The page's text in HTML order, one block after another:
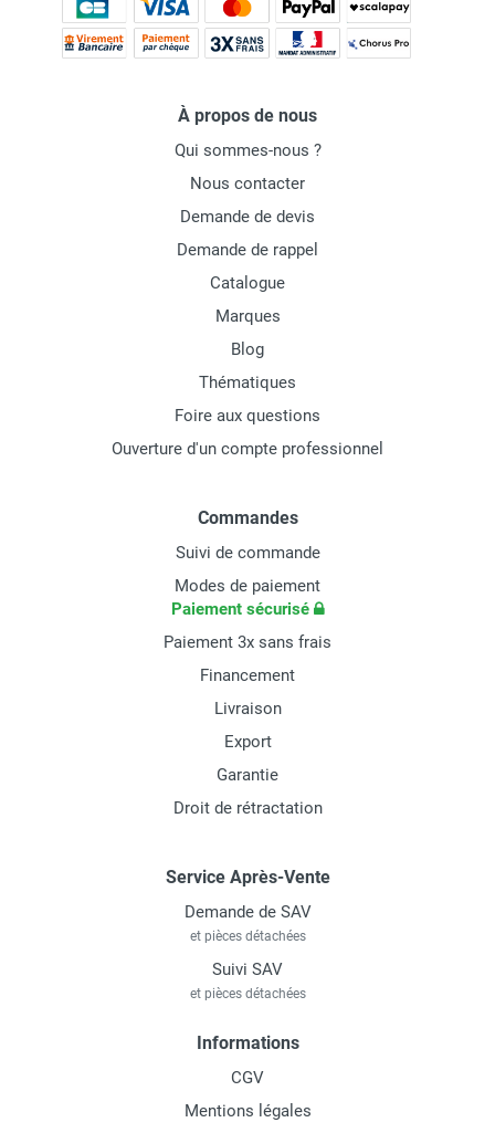
À propos de nous
Qui sommes-nous ?
Nous contacter
Demande de devis
Demande de rappel
Catalogue
Marques
Blog
Thématiques
Foire aux questions
Ouverture d'un compte professionnel
Commandes
Suivi de commande
Modes de paiement
Paiement sécurisé
Paiement 3x sans frais
Financement
Livraison
Export
Garantie
Droit de rétractation
Service Après-Vente
Demande de SAV
et pièces détachées
Suivi SAV
et pièces détachées
Informations
CGV
Mentions légales